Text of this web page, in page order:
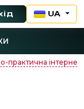
UA
практична